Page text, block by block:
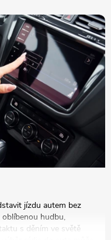
jízdu autem bez
hudbu,
s děním ve světě